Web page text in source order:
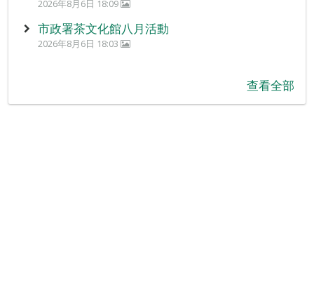
2026年8月6日 18:09
市政署茶文化館八月活動
2026年8月6日 18:03
查看全部